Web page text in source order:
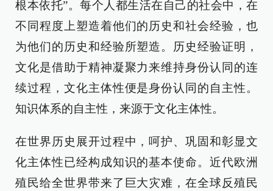
根本依托”。每个人都生活在自己的社会中，在
不同程度上塑造着他们的历史和社会经验，也
为他们的历史和经验所塑造。历史经验证明，
文化是借助于精神凝聚力来维持身份认同的连
续过程，文化主体性便是身份认同的自主性。
知识体系的自主性，来源于文化主体性。
在世界历史展开过程中，呵护、巩固和彰显文
化主体性已经构成知识的基本使命。近代欧洲
殖民给全世界带来了巨大灾难，在全球反殖民